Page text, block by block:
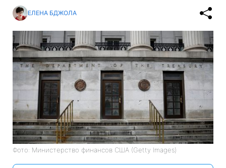
ЕЛЕНА БДЖОЛА
Фото: Министерство финансов СШA (Getty Images)